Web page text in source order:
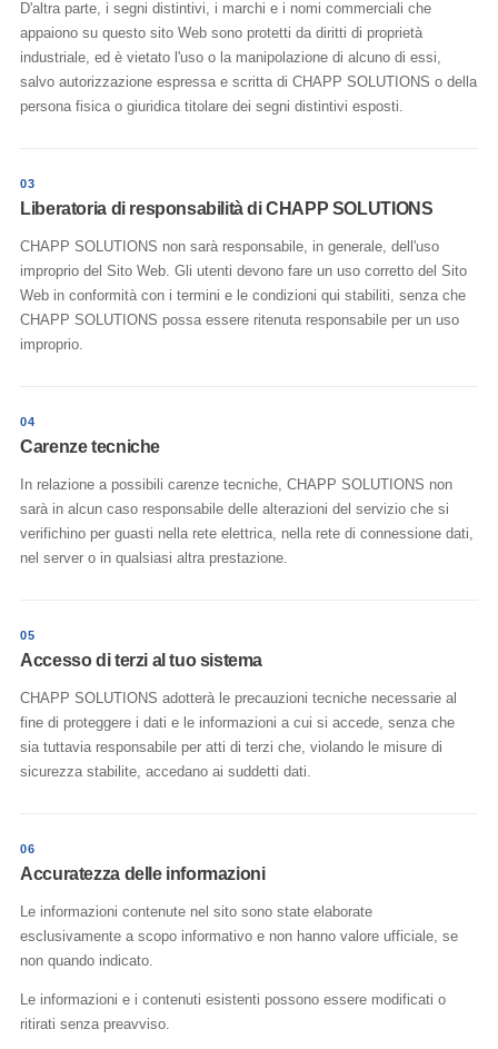
D'altra parte, i segni distintivi, i marchi e i nomi commerciali che
appaiono su questo sito Web sono protetti da diritti di proprietà
industriale, ed è vietato l'uso o la manipolazione di alcuno di essi,
salvo autorizzazione espressa e scritta di CHAPP SOLUTIONS o della
persona fisica o giuridica titolare dei segni distintivi esposti.
03
Liberatoria di responsabilità di CHAPP SOLUTIONS
CHAPP SOLUTIONS non sarà responsabile, in generale, dell'uso
improprio del Sito Web. Gli utenti devono fare un uso corretto del Sito
Web in conformità con i termini e le condizioni qui stabiliti, senza che
CHAPP SOLUTIONS possa essere ritenuta responsabile per un uso
improprio.
04
Carenze tecniche
In relazione a possibili carenze tecniche, CHAPP SOLUTIONS non
sarà in alcun caso responsabile delle alterazioni del servizio che si
verifichino per guasti nella rete elettrica, nella rete di connessione dati,
nel server o in qualsiasi altra prestazione.
05
Accesso di terzi al tuo sistema
CHAPP SOLUTIONS adotterà le precauzioni tecniche necessarie al
fine di proteggere i dati e le informazioni a cui si accede, senza che
sia tuttavia responsabile per atti di terzi che, violando le misure di
sicurezza stabilite, accedano ai suddetti dati.
06
Accuratezza delle informazioni
Le informazioni contenute nel sito sono state elaborate
esclusivamente a scopo informativo e non hanno valore ufficiale, se
non quando indicato.
Le informazioni e i contenuti esistenti possono essere modificati o
ritirati senza preavviso.